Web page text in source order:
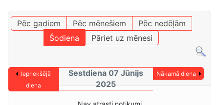
Pēc gadiem Pēc mēnešiem
Pēc nedēļām
Šodiena
Pāriet uz mēnesi
Iepriekšējā
diena
Sestdiena 07 Jūnijs
2025
Nākamā diena